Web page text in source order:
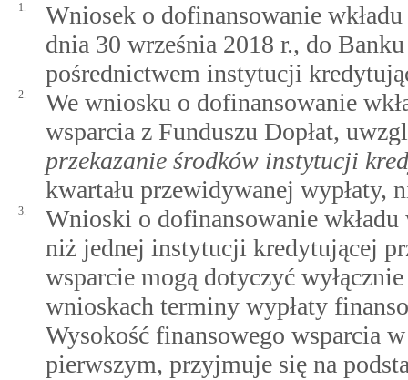
1.
Wniosek o dofinansowanie
dnia 30 września 2018 r., do
pośrednictwem instytucji
2.
We wniosku o dofinansowanie
wsparcia z Funduszu Dopłat,
przekazanie środków instytucji
kwartału przewidywanej wypłaty,
3.
Wnioski o dofinansowanie wkładu
niż jednej instytucji kredytującej
wsparcie mogą dotyczyć
wnioskach terminy wypłaty
Wysokość finansowego wsparcia
pierwszym, przyjmuje się na